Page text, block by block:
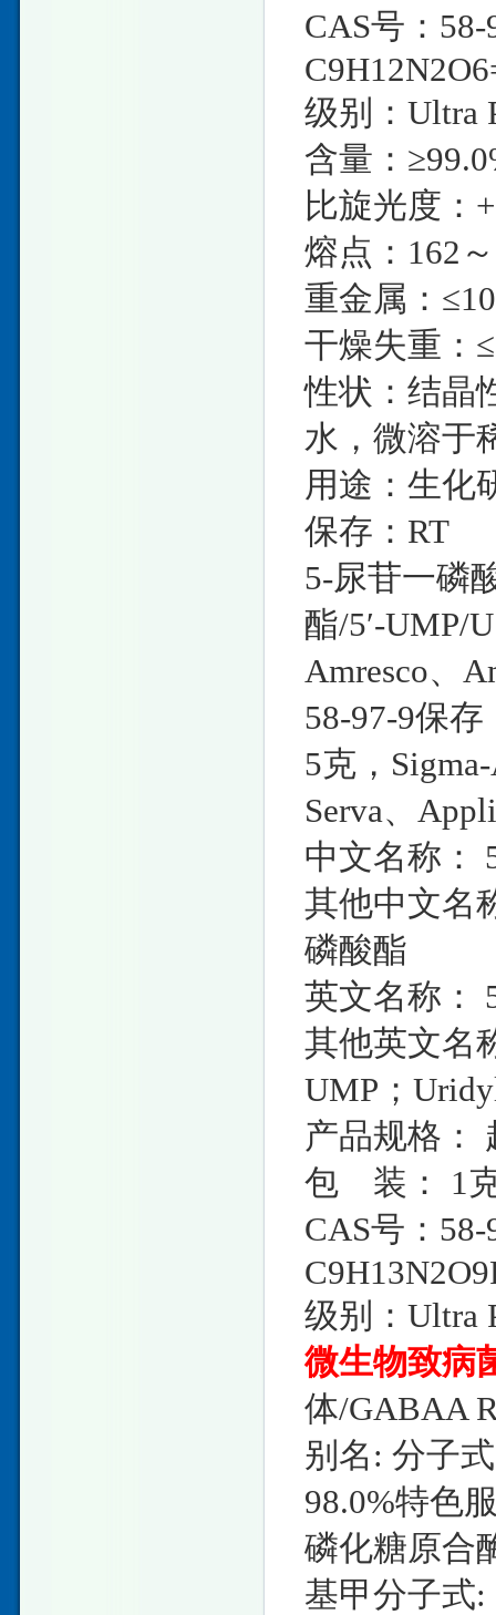
CAS号：58-
级别：Ultra
含量：
比旋光度：
熔点：162
重金属：
干燥失重：
性状：结晶
水，微溶于
用途：生化
保存：RT
5-尿苷一磷
酯/5′-UMP/
Amresco、
58-97-9保
5克，
Serva、
中文名称：
其他中文名
磷酸酯
英文名称：
其他英文名
UMP；
产品规格：
包 装： 1
CAS号：58-
级别：Ultra
微生物致病
体/GABAA
别名: 分子
98.0%特色
磷化糖原合
基甲分子式: